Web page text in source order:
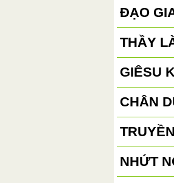
ĐẠO
THẦY
GIÊSU
CHÂN
NHỨT